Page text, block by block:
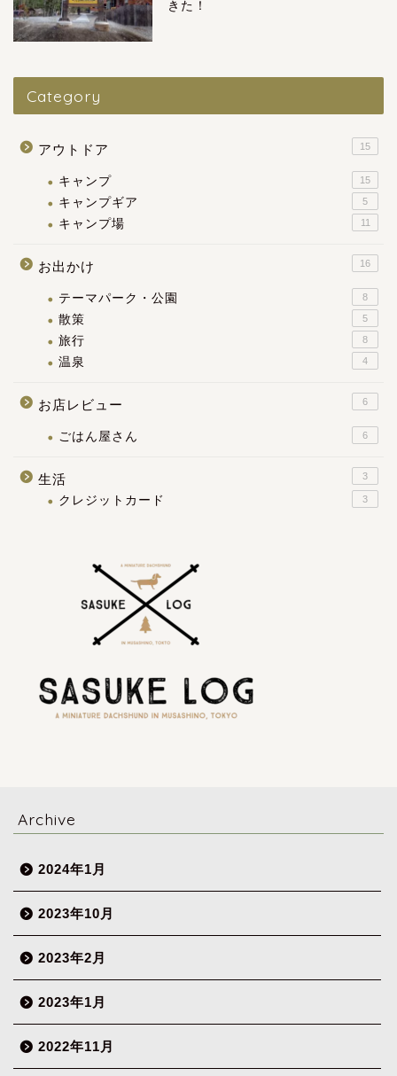
きた！
Category
アウトドア 15
キャンプ 15
キャンプギア 5
キャンプ場 11
お出かけ 16
テーマパーク・公園 8
散策 5
旅行 8
温泉 4
お店レビュー 6
ごはん屋さん 6
生活 3
クレジットカード 3
Archive
2024年1月
2023年10月
2023年2月
2023年1月
2022年11月